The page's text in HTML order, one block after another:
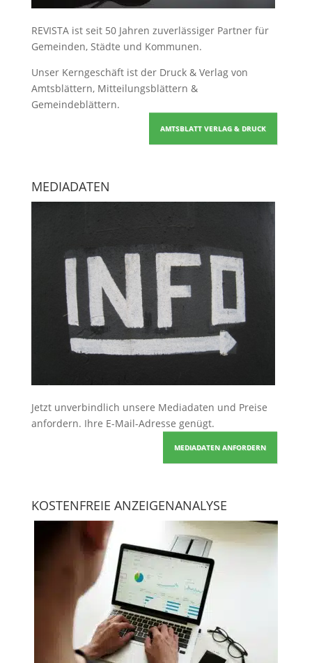
REVISTA ist seit 50 Jahren zuverlässiger Partner für
Gemeinden, Städte und Kommunen.
Unser Kerngeschäft ist der Druck & Verlag von
Amtsblättern, Mitteilungsblättern &
Gemeindeblättern.
AMTSBLATT VERLAG & DRUCK
MEDIADATEN
Jetzt unverbindlich unsere Mediadaten und Preise
anfordern. Ihre E-Mail-Adresse genügt.
MEDIADATEN ANFORDERN
KOSTENFREIE ANZEIGENANALYSE